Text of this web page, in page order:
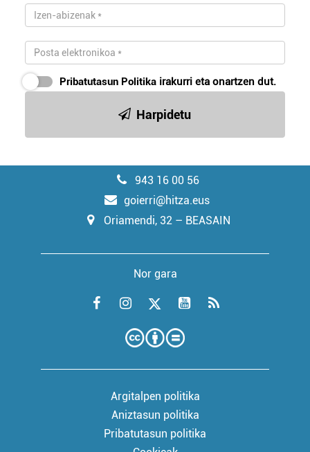
Pribatutasun Politika irakurri eta onartzen dut.
Harpidetu
943 16 00 56
goierri@hitza.eus
Oriamendi, 32 – BEASAIN
Nor gara
Argitalpen politika
Aniztasun politika
Pribatutasun politika